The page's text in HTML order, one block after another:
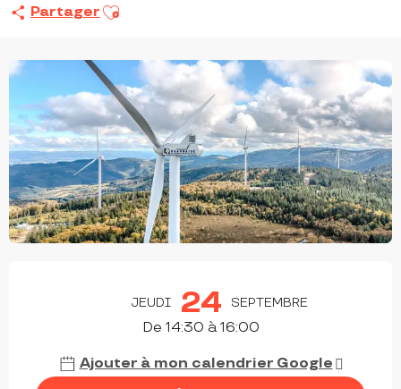
Partager Ajouter aux favoris
JEUDI 24 SEPTEMBRE
De 14:30 à 16:00
Ajouter à mon calendrier Google